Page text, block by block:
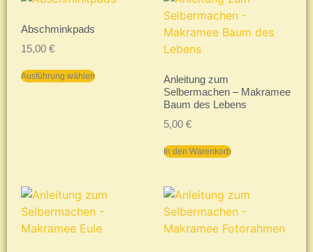
Abschminkpads
15,00 €
Ausführung wählen
Anleitung zum
Selbermachen – Makramee
Baum des Lebens
5,00 €
In den Warenkorb